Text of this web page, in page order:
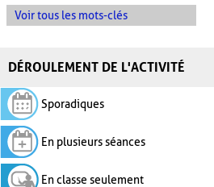
Voir tous les mots-clés
DÉROULEMENT DE L'ACTIVITÉ
Sporadiques
En plusieurs séances
En classe seulement